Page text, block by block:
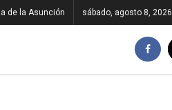
de la Asunción sábado, agosto 8, 2026